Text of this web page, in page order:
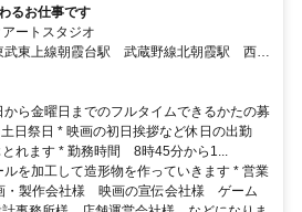
るお仕事です
ートスタジオ
学園駅からバス15分 徒歩8分 * 自転車通
ら金曜日までのフルタイムできるかたの募
日祭日 * 映画の初日挨拶など休日の出勤
れます * 勤務時間 8時45分から1...
を加工して造形物を作っていきます * 営業
・製作会社様 映画の宣伝会社様 ゲーム